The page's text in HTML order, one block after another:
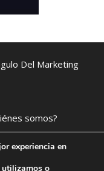
Del Marketing
somos?
Política de Privacidad
experiencia en
utilizamos o